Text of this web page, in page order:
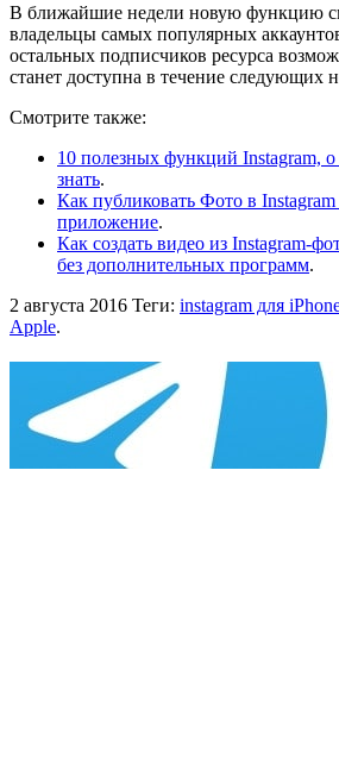
В ближайшие недели новую функцию
владельцы самых популярных
остальных подписчиков ресурса
станет доступна в течение следующих
Смотрите также:
10 полезных функций Instagram,
знать.
Как публиковать Фото в Instagram
приложение.
Как создать видео из Instagram-
без дополнительных программ.
2 августа 2016 Теги: instagram для
Apple.